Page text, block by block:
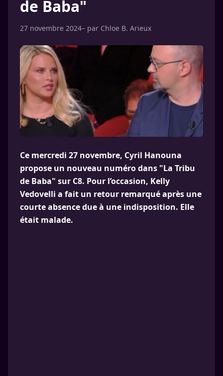
de Baba"
27 novembre 2024– par Chloe B. Arieux
Ce mercredi 27 novembre, Cyril Hanouna
propose un nouveau numéro dans "La Tribu
de Baba" sur C8. Pour l’occasion, Kelly
Vedovelli a fait un retour remarqué après une
courte absence due à une indisposition. Elle
était malade.